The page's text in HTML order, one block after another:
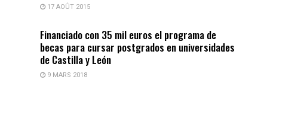
17 AOÛT 2015
Financiado con 35 mil euros el programa de
becas para cursar postgrados en universidades
de Castilla y León
9 MARS 2018